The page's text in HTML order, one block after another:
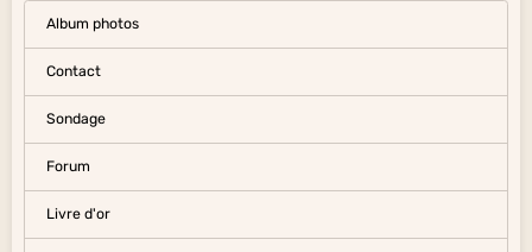
Album photos
Contact
Sondage
Forum
Livre d'or